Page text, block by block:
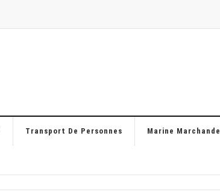
Transport De Personnes Marine Marchande